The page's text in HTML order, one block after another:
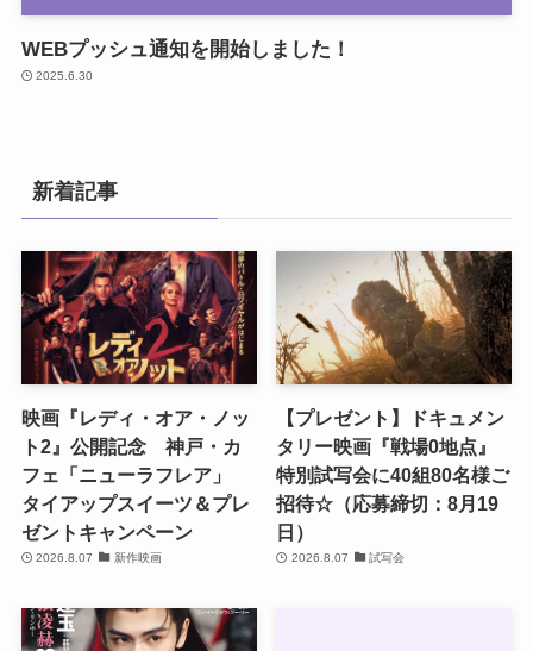
WEBプッシュ通知を開始しました！
2025.6.30
新着記事
映画『レディ・オア・ノッ
ト2』公開記念 神戸・カ
フェ「ニューラフレア」
タイアップスイーツ＆プレ
ゼントキャンペーン
2026.8.07 新作映画
【プレゼント】ドキュメン
タリー映画『戦場0地点』
特別試写会に40組80名様ご
招待☆（応募締切：8月19
日）
2026.8.07 試写会